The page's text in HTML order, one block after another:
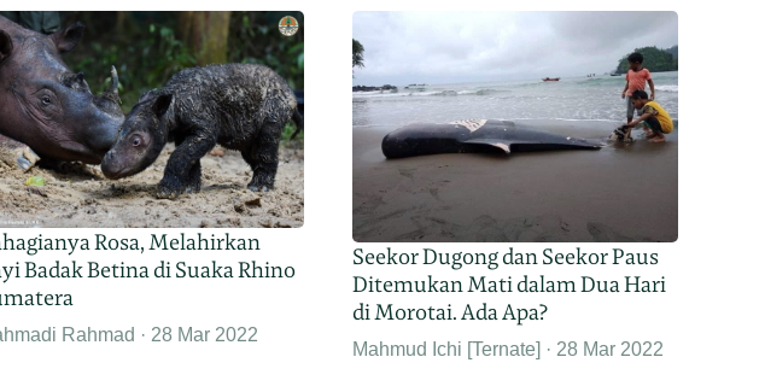
Rosa, Melahirkan
Badak Betina di Suaka Rhino
Rahmad 28 Mar 2022
Seekor Dugong dan Seekor Paus
Ditemukan Mati dalam Dua Hari
di Morotai. Ada Apa?
Mahmud Ichi [Ternate] 28 Mar 2022